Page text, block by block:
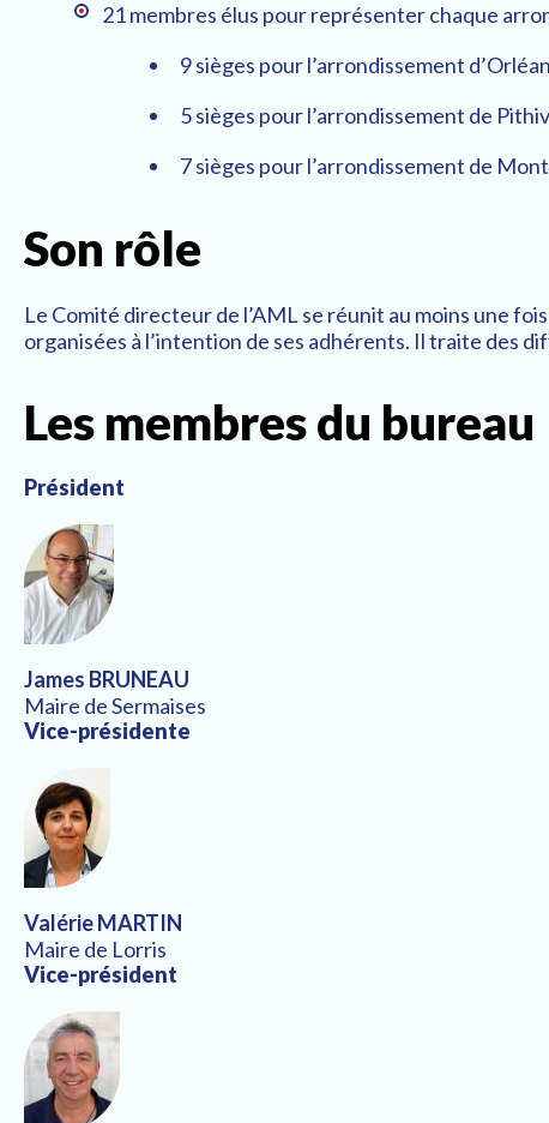
21 membres élus pour représenter chaque
9 sièges pour l’arrondissement
5 sièges pour l’arrondissement de
7 sièges pour l’arrondissement de
Son rôle
Le Comité directeur de l’AML se réunit au moins une
organisées à l’intention de ses adhérents. Il traite des
Les membres du bureau
Président
James BRUNEAU
Maire de Sermaises
Vice-présidente
Valérie MARTIN
Maire de Lorris
Vice-président